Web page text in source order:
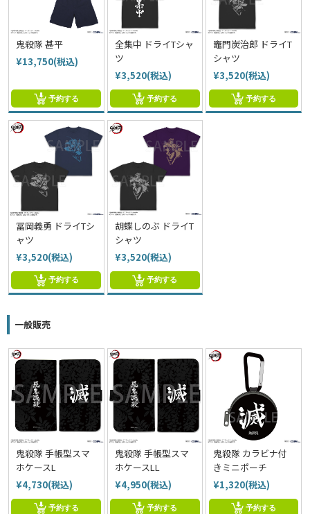
鬼殺隊 甚平
¥13,750(税込)
予約する
全集中 ドライTシャ
ツ
¥3,520(税込)
予約する
竈門炭治郎 ドライT
シャツ
¥3,520(税込)
予約する
冨岡義勇 ドライTシ
ャツ
¥3,520(税込)
予約する
胡蝶しのぶ ドライT
シャツ
¥3,520(税込)
予約する
一般販売
鬼殺隊 手帳型スマ
ホケースL
¥4,730(税込)
予約する
鬼殺隊 手帳型スマ
ホケースLL
¥4,950(税込)
予約する
鬼殺隊 カラビナ付
きミニポーチ
¥1,320(税込)
予約する